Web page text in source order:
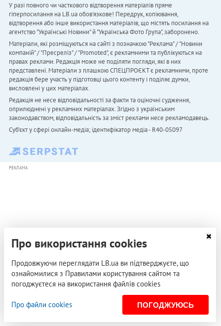
У разі повного чи часткового відтворення матеріалів пряме
гіперпосилання на LB.ua обов'язкове! Передрук, копіювання,
відтворення або інше використання матеріалів, що містять посилання на
агентство "Українськi Новини" й "Українська Фото Група", заборонено.
Матеріали, які розміщуються на сайті з позначкою "Реклама" / "Новини
компаній" / "Пресреліз" / "Promoted", є рекламними та публікуються на
правах реклами. Редакція може не поділяти погляди, які в них
представлені. Матеріали з плашкою СПЕЦПРОЄКТ є рекламними, проте
редакція бере участь у підготовці цього контенту і поділяє думки,
висловлені у цих матеріалах.
Редакція не несе відповідальності за факти та оціночні судження,
оприлюднені у рекламних матеріалах. Згідно з українським
законодавством, відповідальність за зміст реклами несе рекламодавець.
Cуб'єкт у сфері онлайн-медіа; ідентифікатор медіа - R40-05097
РЕКЛАМА
Про використання cookies
Продовжуючи переглядати LB.ua ви підтверджуєте, що
ознайомилися з Правилами користування сайтом та
погоджуєтеся на використання файлів cookies
Про файли cookies ПОГОДЖУЮСЬ